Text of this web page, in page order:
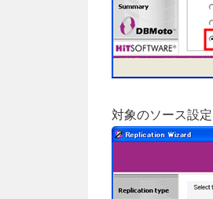
対象のソース設